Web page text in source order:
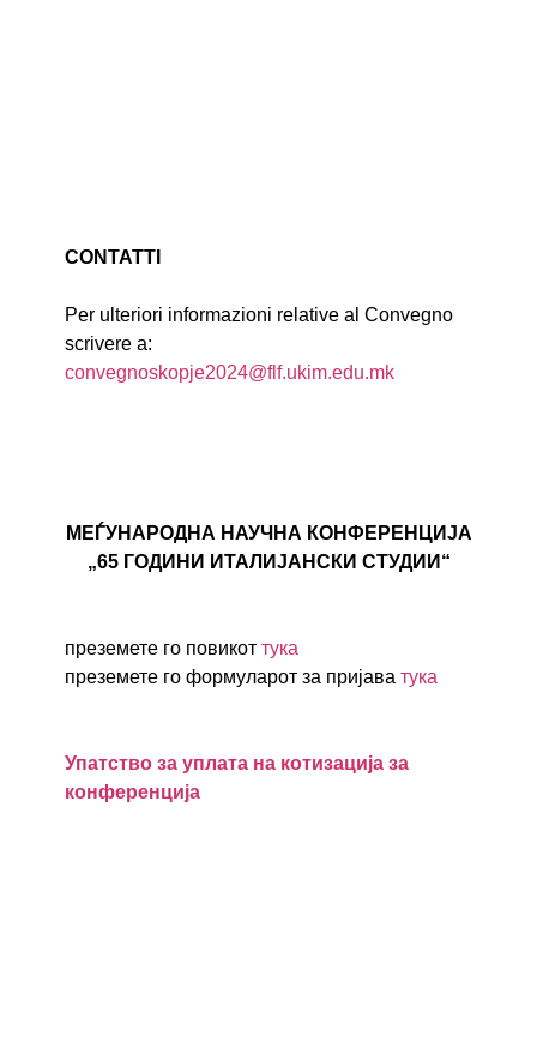
CONTATTI
Per ulteriori informazioni relative al Convegno
scrivere a:
convegnoskopje2024@flf.ukim.edu.mk
МЕЃУНАРОДНА НАУЧНА КОНФЕРЕНЦИЈА
„65 ГОДИНИ ИТАЛИЈАНСКИ СТУДИИ“
преземете го повикот тука
преземете го формуларот за пријава тука
Упатство за уплата на котизација за
конференција